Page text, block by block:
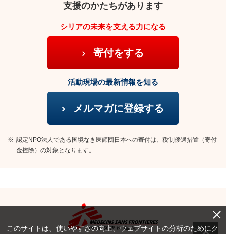
支援のかたちがあります
シリアの未来を支える力になる
寄付をする
活動現場の最新情報を知る
メルマガに登録する
※ 認定NPO法人である国境なき医師団日本への寄付は、税制優遇措置（寄付
金控除）の対象となります。
このサイトは、使いやすさの向上、ウェブサイトの分析のためにク